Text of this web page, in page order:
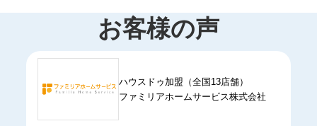
お客様の声
ハウスドゥ加盟（全国13店舗）
ファミリアホームサービス株式会社